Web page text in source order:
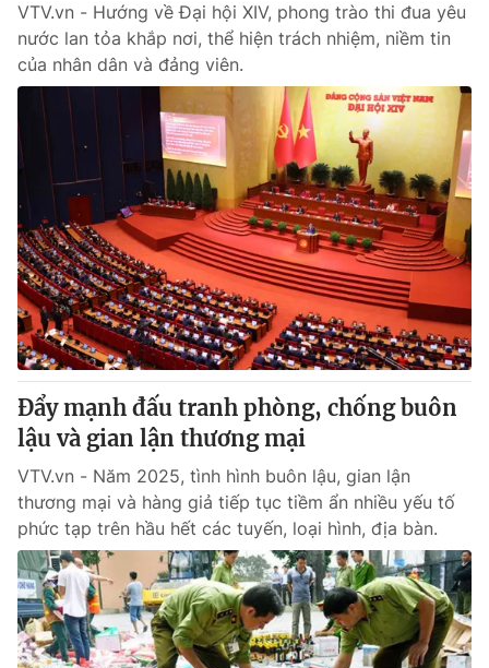
VTV.vn - Hướng về Đại hội XIV, phong trào thi đua yêu
nước lan tỏa khắp nơi, thể hiện trách nhiệm, niềm tin
của nhân dân và đảng viên.
Đẩy mạnh đấu tranh phòng, chống buôn
lậu và gian lận thương mại
VTV.vn - Năm 2025, tình hình buôn lậu, gian lận
thương mại và hàng giả tiếp tục tiềm ẩn nhiều yếu tố
phức tạp trên hầu hết các tuyến, loại hình, địa bàn.